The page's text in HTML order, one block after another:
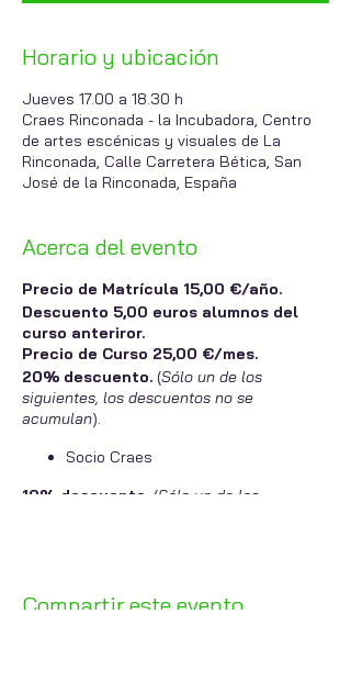
Horario y ubicación
Jueves 17.00 a 18.30 h
Craes Rinconada - la Incubadora, Centro
de artes escénicas y visuales de La
Rinconada, Calle Carretera Bética, San
José de la Rinconada, España
Acerca del evento
Precio de Matrícula 15,00 €/año.
Descuento 5,00 euros alumnos del
curso anteriror.
Precio de Curso 25,00 €/mes.
20% descuento. (Sólo un de los
siguientes, los descuentos no se
acumulan).
Socio Craes
10% descuento. (Sólo un de los
unidad familiar)
Compartir este evento